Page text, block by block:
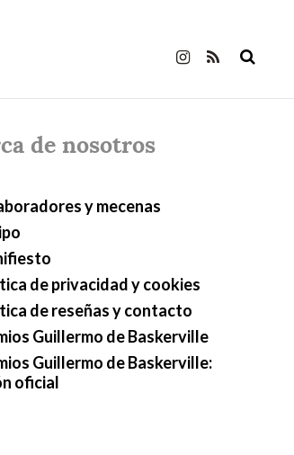
de nosotros
y mecenas
de privacidad y cookies
de reseñas y contacto
Guillermo de Baskerville
Guillermo de Baskerville:
oficial